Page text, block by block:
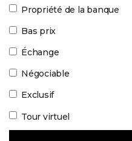
Propriété de la banque
Bas prix
Échange
Négociable
Exclusif
Tour virtuel